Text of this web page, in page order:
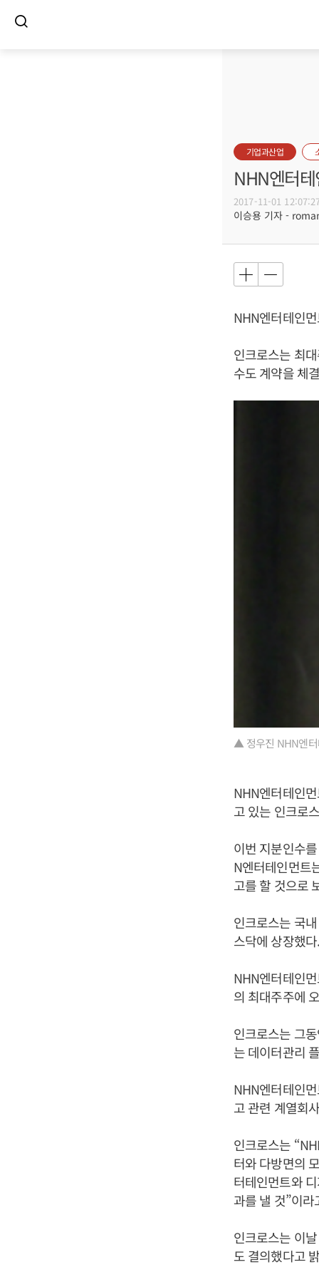
기업과산업
NHN엔터
2017-11-01
이승용 기자 -
NHN엔터테인
인크로스는 최
수도 계약을 체
▲ 정우진 NHN엔터
NHN엔터테인
고 있는 인크로
이번 지분인수
N엔터테인먼트
고를 할 것으로
인크로스는 국
스닥에 상장했다.
NHN엔터테인
의 최대주주에
인크로스는 그
는 데이터관리
NHN엔터테인
고 관련 계열회
인크로스는
터와 다방면의
터테인먼트와
과를 낼 것”이
인크로스는 이
도 결의했다고